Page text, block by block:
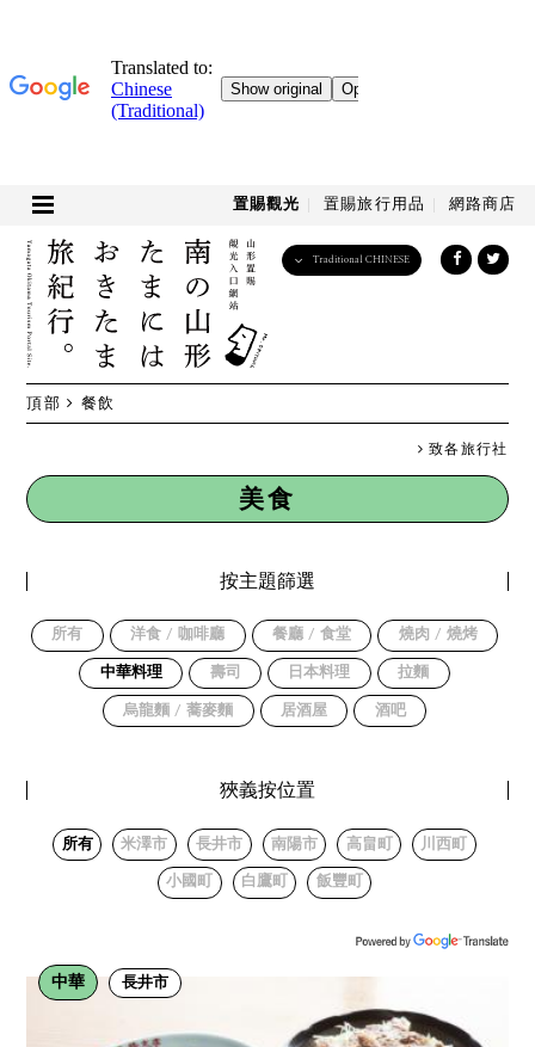
置賜觀光 置賜旅行用品 網路商店
Traditional CHINESE
頂部 餐飲
致各旅行社
美食
按主題篩選
所有 洋食 / 咖啡廳 餐廳 / 食堂 燒肉 / 燒烤
中華料理 壽司 日本料理 拉麵
烏龍麵 / 蕎麥麵 居酒屋 酒吧
狹義按位置
所有 米澤市 長井市 南陽市 高畠町 川西町
小國町 白鷹町 飯豐町
中華 長井市